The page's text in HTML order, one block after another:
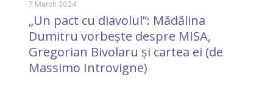
7 March 2024
„Un pact cu diavolul”: Mădălina
Dumitru vorbește despre MISA,
Gregorian Bivolaru și cartea ei (de
Massimo Introvigne)